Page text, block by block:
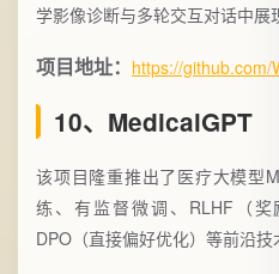
学影像诊断与多轮交互对话中展
项目地址： https://github.com/
10、MedicalGPT
该项目隆重推出了医疗大模型
练、有监督微调、RLHF（
DPO（直接偏好优化）等前沿技